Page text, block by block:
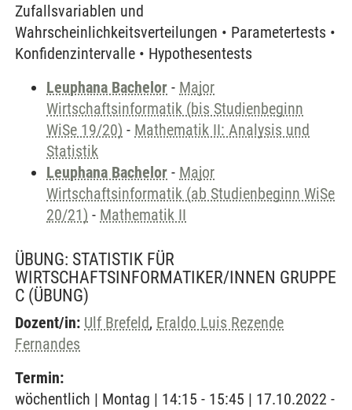
Zufallsvariablen und
Wahrscheinlichkeitsverteilungen • Parametertests •
Konfidenzintervalle • Hypothesentests
Leuphana Bachelor - Major
Wirtschaftsinformatik (bis Studienbeginn
WiSe 19/20) - Mathematik II: Analysis und
Statistik
Leuphana Bachelor - Major
Wirtschaftsinformatik (ab Studienbeginn WiSe
20/21) - Mathematik II
ÜBUNG: STATISTIK FÜR
WIRTSCHAFTSINFORMATIKER/INNEN GRUPPE
C (ÜBUNG)
Dozent/in: Ulf Brefeld, Eraldo Luis Rezende
Fernandes
Termin:
wöchentlich | Montag | 14:15 - 15:45 | 17.10.2022 -